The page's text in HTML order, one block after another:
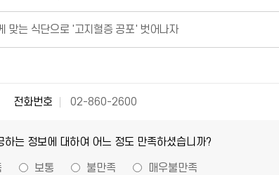
맞는 식단으로 '고지혈증 공포' 벗어나자
전화번호 02-860-2600
하는 정보에 대하여 어느 정도 만족하셨습니까?
보통 불만족 매우불만족